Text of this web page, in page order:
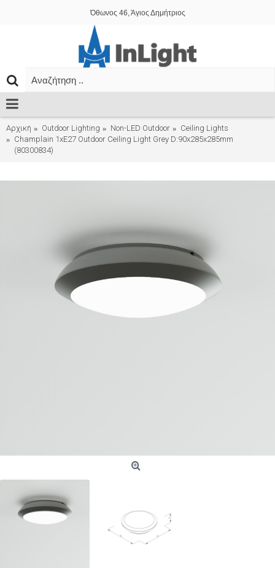
Όθωνος 46, Άγιος Δημήτριος
Αρχική Outdoor Lighting Non-LED Outdoor
Ceiling Lights
Champlain 1xE27 Outdoor Ceiling Light Grey D:90x285x285mm
(80300834)